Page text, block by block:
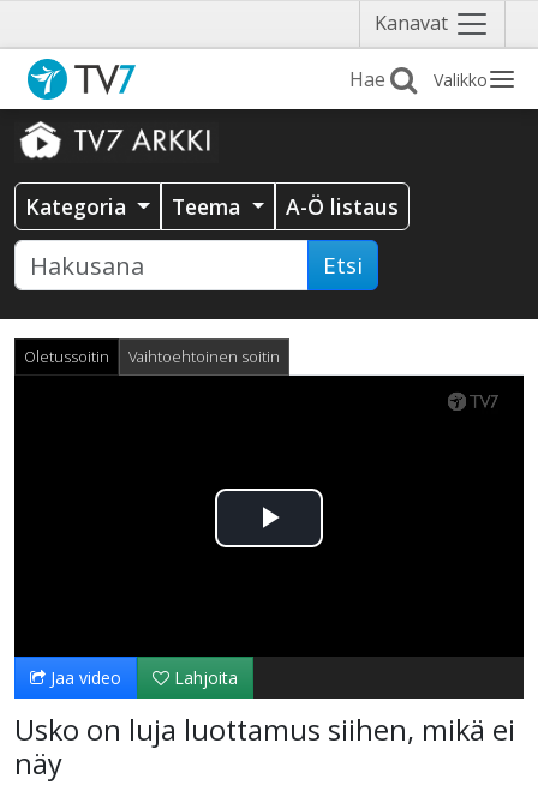
Kanavat Näytä
valikko
Valikko
Kategoria Teema A-Ö listaus
Etsi
Oletussoitin Vaihtoehtoinen soitin
Toista
Jaa video Lahjoita
Usko on luja luottamus siihen, mikä ei
näy